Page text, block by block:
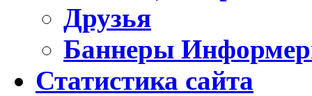
Друзья
Баннеры
Статистика сайта